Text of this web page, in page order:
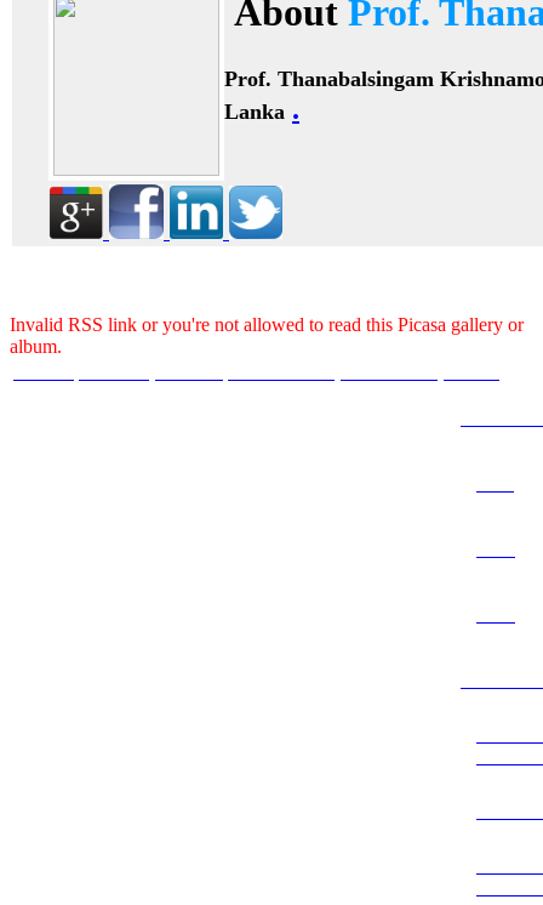
About Prof.
Prof. Thanabalsingam
Lanka .
Invalid RSS link or you're not allowed to read this Picasa gallery or
album.